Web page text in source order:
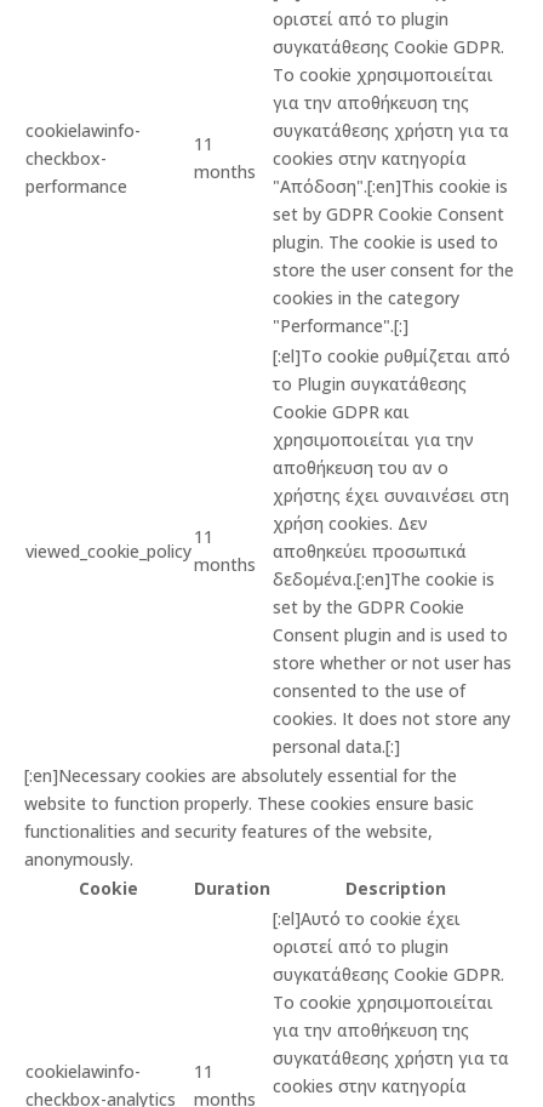
cookielawinfo-
checkbox-
performance
11
months
οριστεί από το plugin
συγκατάθεσης Cookie GDPR.
Το cookie χρησιμοποιείται
για την αποθήκευση της
συγκατάθεσης χρήστη για τα
cookies στην κατηγορία
"Απόδοση".[:en]This cookie is
set by GDPR Cookie Consent
plugin. The cookie is used to
store the user consent for the
cookies in the category
"Performance".[:]
viewed_cookie_policy
11
months
[:el]Το cookie ρυθμίζεται από
το Plugin συγκατάθεσης
Cookie GDPR και
χρησιμοποιείται για την
αποθήκευση του αν ο
χρήστης έχει συναινέσει στη
χρήση cookies. Δεν
αποθηκεύει προσωπικά
δεδομένα.[:en]The cookie is
set by the GDPR Cookie
Consent plugin and is used to
store whether or not user has
consented to the use of
cookies. It does not store any
personal data.[:]
[:en]Necessary cookies are absolutely essential for the
website to function properly. These cookies ensure basic
functionalities and security features of the website,
anonymously.
Cookie
Duration Description
cookielawinfo-
checkbox-analytics
11
months
[:el]Αυτό το cookie έχει
οριστεί από το plugin
συγκατάθεσης Cookie GDPR.
Το cookie χρησιμοποιείται
για την αποθήκευση της
συγκατάθεσης χρήστη για τα
cookies στην κατηγορία